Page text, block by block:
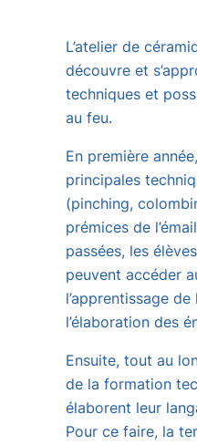
L’atelier de
découvre et
techniques et
au feu.
En première
principales
(pinching,
prémices de
passées, les
peuvent accéder
l’apprentissage de
l’élaboration des
Ensuite, tout au
de la formation
élaborent leur
Pour ce faire, la